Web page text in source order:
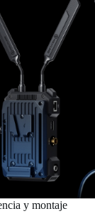
y montaje